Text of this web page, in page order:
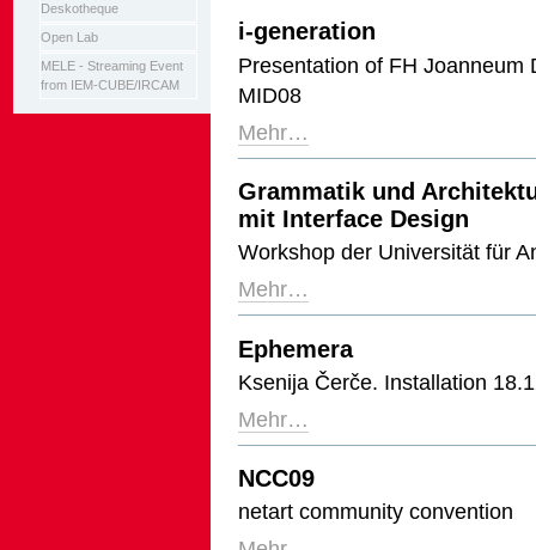
Deskotheque
Open Lab
MELE - Streaming Event
from IEM-CUBE/IRCAM
i-generation
Presentation of FH Joanneum
MID08
Mehr…
Grammatik und
mit Interface Design
Workshop der Universität für
Mehr…
Ephemera
Ksenija Čerče. Installation
Mehr…
NCC09
netart community convention